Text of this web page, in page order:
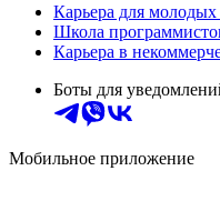
Карьера для молодых
Школа
Карьера в
Боты для
Мобильное приложение